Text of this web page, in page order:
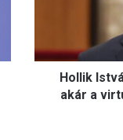
t
Hollik
akár a